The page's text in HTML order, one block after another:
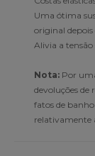
Uma ótima
original
Alivia a tensão
Nota: Por
devoluções de
fatos de
relativamente